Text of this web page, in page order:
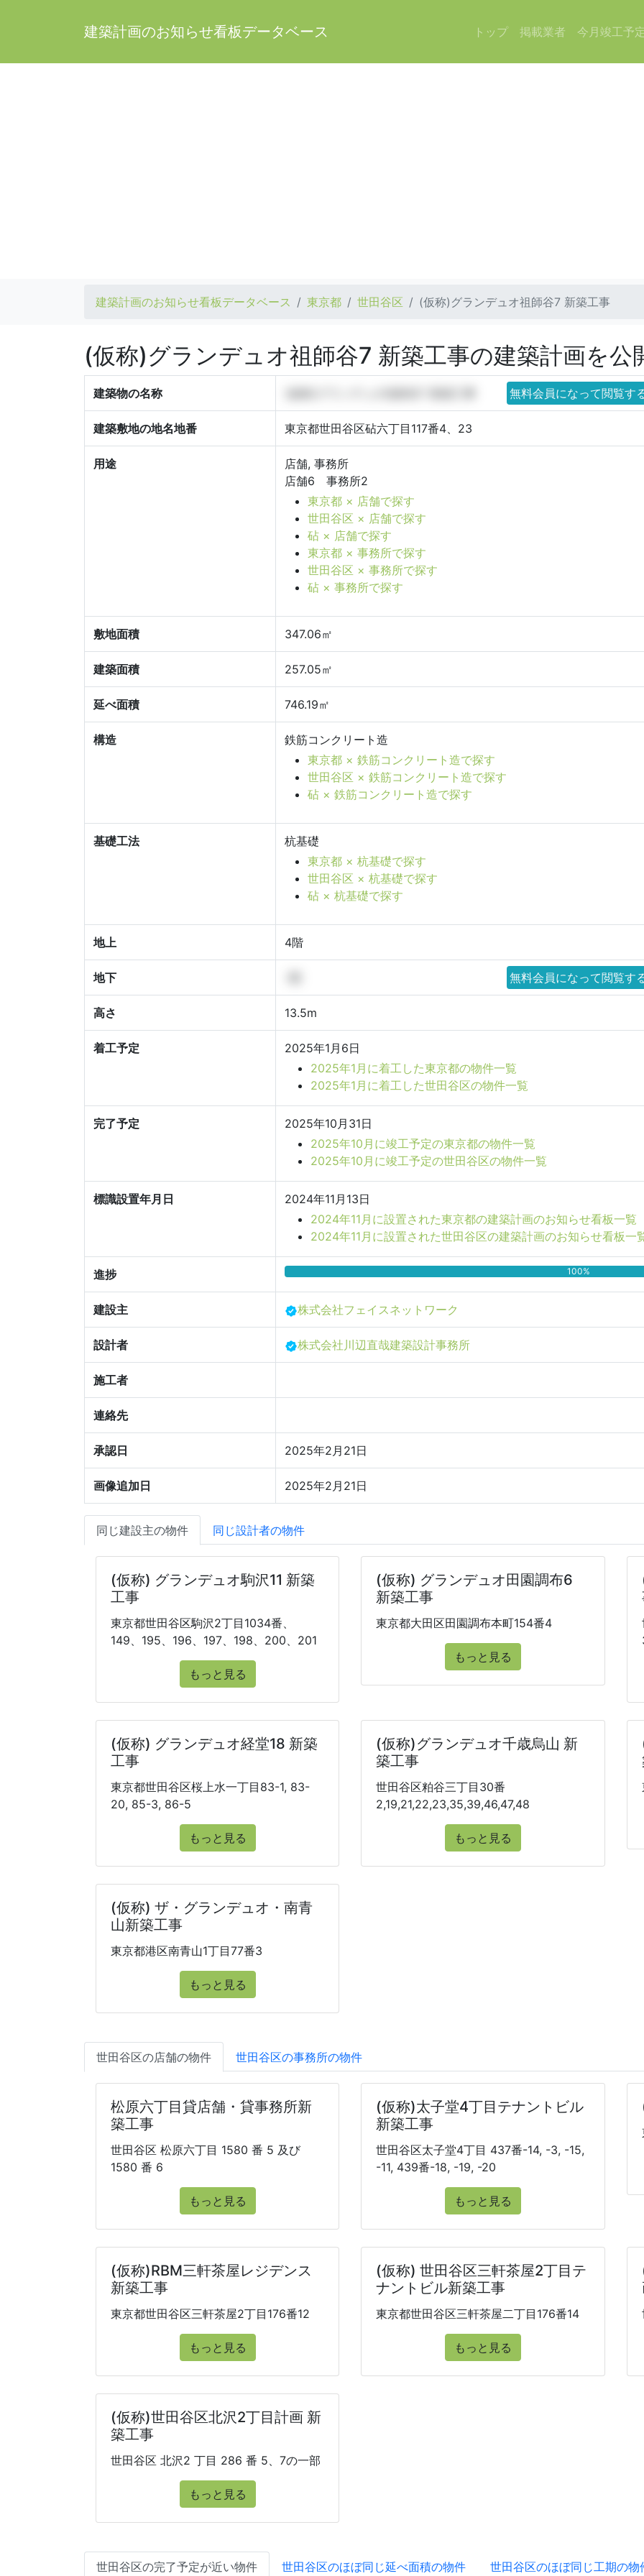
建築計画のお知らせ看板データベース トップ 掲載業者 今月竣工予
建築計画のお知らせ看板データベース 東京都 世田谷区 (仮称)グランデュオ祖師谷7 新築工事
(仮称)グランデュオ祖師谷7 新築工事の建築計画を公
建築物の名称 無料会員になって閲覧す
建築敷地の地名地番 東京都世田谷区砧六丁目117番4、23
用途
店舗, 事務所
店舗6 事務所2
東京都 × 店舗で探す
世田谷区 × 店舗で探す
砧 × 店舗で探す
東京都 × 事務所で探す
世田谷区 × 事務所で探す
砧 × 事務所で探す
敷地面積 347.06㎡
建築面積 257.05㎡
延べ面積 746.19㎡
構造
鉄筋コンクリート造
東京都 × 鉄筋コンクリート造で探す
世田谷区 × 鉄筋コンクリート造で探す
砧 × 鉄筋コンクリート造で探す
基礎工法
杭基礎
東京都 × 杭基礎で探す
世田谷区 × 杭基礎で探す
砧 × 杭基礎で探す
地上 4階
地下 無料会員になって閲覧す
高さ 13.5m
着工予定
2025年1月6日
2025年1月に着工した東京都の物件一覧
2025年1月に着工した世田谷区の物件一覧
完了予定
2025年10月31日
2025年10月に竣工予定の東京都の物件一覧
2025年10月に竣工予定の世田谷区の物件一覧
標識設置年月日
2024年11月13日
2024年11月に設置された東京都の建築計画のお知らせ看板一覧
2024年11月に設置された世田谷区の建築計画のお知らせ看板一
進捗 100%
建設主 株式会社フェイスネットワーク
設計者 株式会社川辺直哉建築設計事務所
施工者
連絡先
承認日 2025年2月21日
画像追加日 2025年2月21日
同じ建設主の物件 同じ設計者の物件
(仮称) グランデュオ駒沢11 新築
工事
東京都世田谷区駒沢2丁目1034番、
149、195、196、197、198、200、201
もっと見る
(仮称) グランデュオ田園調布6
新築工事
東京都大田区田園調布本町154番4
もっと見る
(仮称) グランデュオ経堂18 新築
工事
東京都世田谷区桜上水一丁目83-1, 83-
20, 85-3, 86-5
もっと見る
(仮称)グランデュオ千歳烏山 新
築工事
世田谷区粕谷三丁目30番
2,19,21,22,23,35,39,46,47,48
もっと見る
(仮称) ザ・グランデュオ・南青
山新築工事
東京都港区南青山1丁目77番3
もっと見る
世田谷区の店舗の物件 世田谷区の事務所の物件
松原六丁目貸店舗・貸事務所新
築工事
世田谷区 松原六丁目 1580 番 5 及び
1580 番 6
もっと見る
(仮称)太子堂4丁目テナントビル
新築工事
世田谷区太子堂4丁目 437番-14, -3, -15,
-11, 439番-18, -19, -20
もっと見る
(仮称)RBM三軒茶屋レジデンス
新築工事
東京都世田谷区三軒茶屋2丁目176番12
もっと見る
(仮称) 世田谷区三軒茶屋2丁目テ
ナントビル新築工事
東京都世田谷区三軒茶屋二丁目176番14
もっと見る
(仮称)世田谷区北沢2丁目計画 新
築工事
世田谷区 北沢2 丁目 286 番 5、7の一部
もっと見る
世田谷区の完了予定が近い物件 世田谷区のほぼ同じ延べ面積の物件 世田谷区のほぼ同じ工期の物